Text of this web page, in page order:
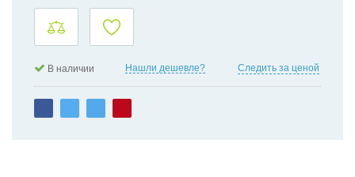
В наличии Нашли дешевле? Следить за ценой